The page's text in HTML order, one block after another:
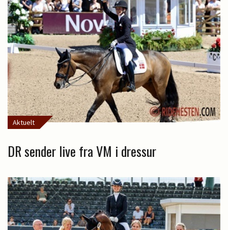
Aktuelt
DR sender live fra VM i dressur